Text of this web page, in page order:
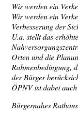
Wir werden ein
Wir werden ein
Verbesserung der
U.a. stellt das
Orten und die
Rahmenbedingung,
der Bürger
ÖPNV ist dabei auch
Bürgernahes